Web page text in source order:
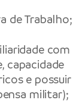
de Trabalho;
com
capacidade
e possuir
militar);